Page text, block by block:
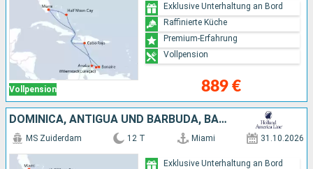
Vollpension 889 €
Exklusive Unterhaltung an Bord
Raffinierte Küche
Premium-Erfahrung
Vollpension
DOMINICA, ANTIGUA UND BARBUDA, BAHAMAS, VEREINIGTE STAATEN VON AMERIKA
MS Zuiderdam 12 T Miami 31.10.2026
Exklusive Unterhaltung an Bord